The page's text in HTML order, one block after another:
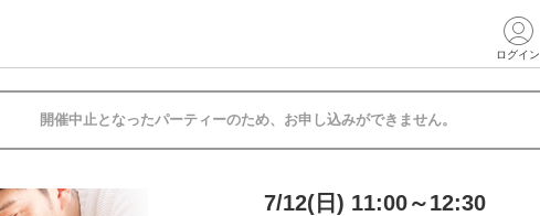
ログイン
開催中止となったパーティーのため、お申し込みができません。
7/12(日) 11:00～12:30